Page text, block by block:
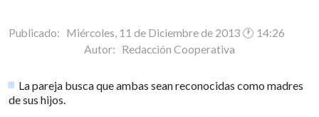
Publicado: Miércoles, 11 de Diciembre de 2013 🕐 14:26
Autor: Redacción Cooperativa
La pareja busca que ambas sean reconocidas como madres
de sus hijos.